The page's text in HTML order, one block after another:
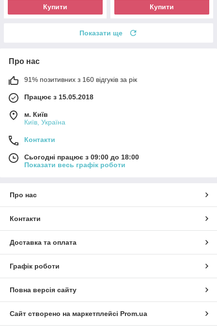
Купити Купити
Показати ще
Про нас
91% позитивних з 160 відгуків за рік
Працює з 15.05.2018
м. Київ
Київ, Україна
Контакти
Сьогодні працює з 09:00 до 18:00
Показати весь графік роботи
Про нас
Контакти
Доставка та оплата
Графік роботи
Повна версія сайту
Сайт створено на маркетплейсі Prom.ua